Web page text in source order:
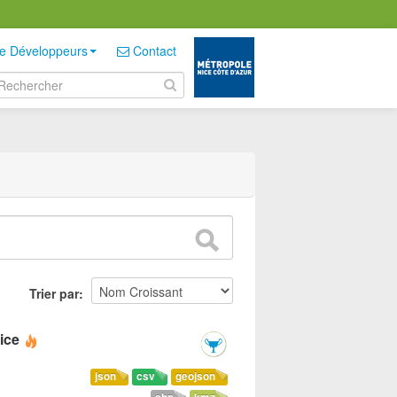
Développeurs Contact
Trier par
geojson
csv
json